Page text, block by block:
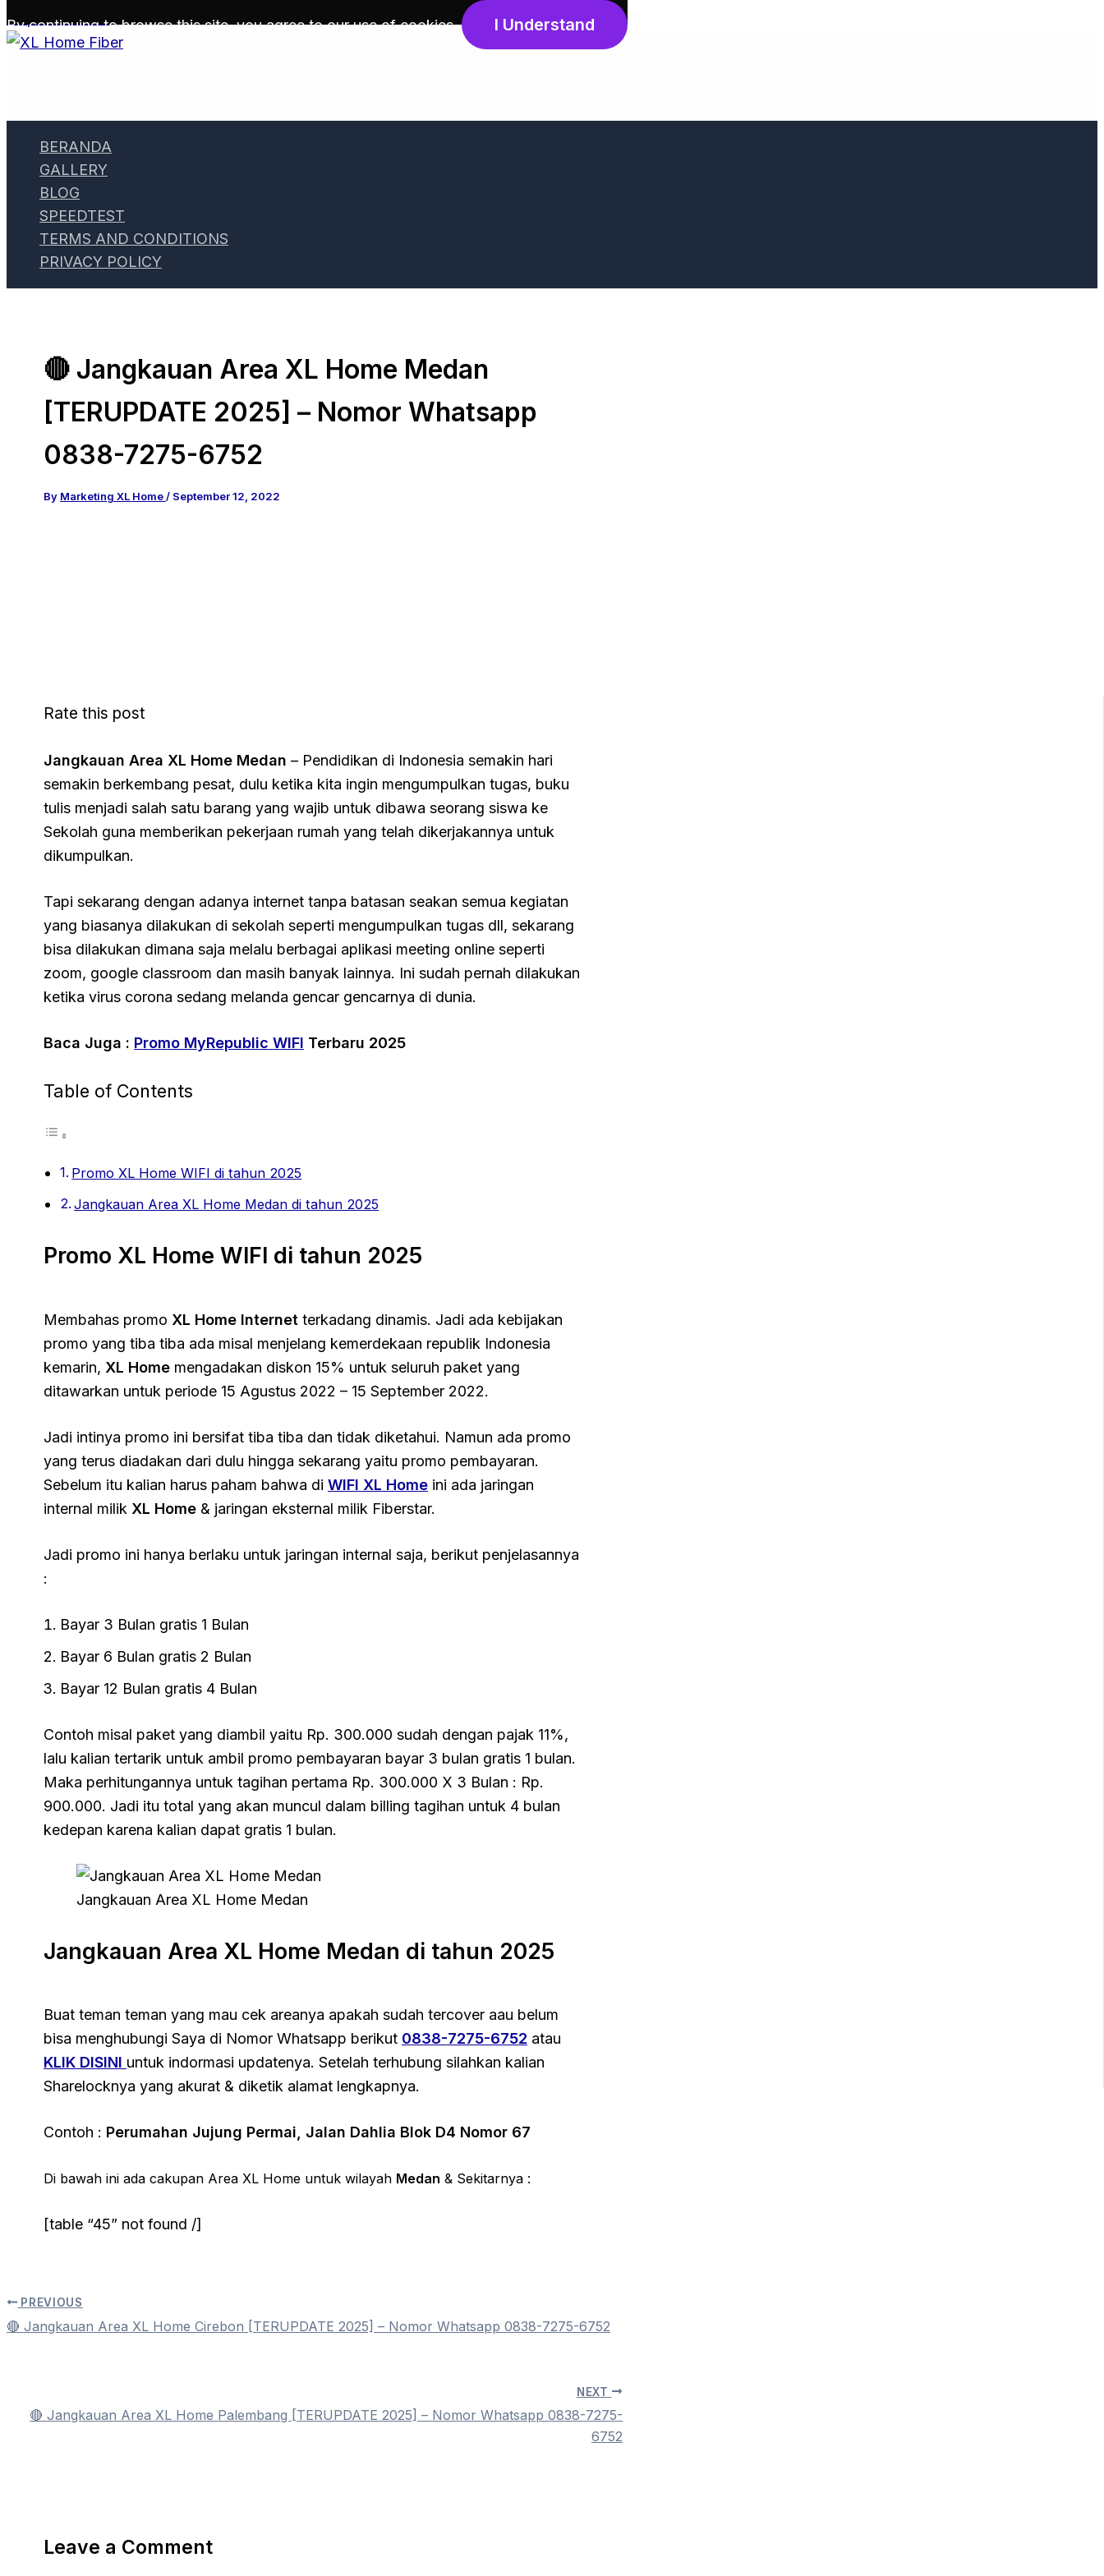
Skip to content
BERANDA
GALLERY
BLOG
SPEEDTEST
TERMS AND CONDITIONS
PRIVACY POLICY
🔴 Jangkauan Area XL Home Medan
[TERUPDATE 2025] – Nomor Whatsapp
0838-7275-6752
By Marketing XL Home/ September 12, 2022
Rate this post
Jangkauan Area XL Home Medan – Pendidikan di Indonesia semakin hari
semakin berkembang pesat, dulu ketika kita ingin mengumpulkan tugas, buku
tulis menjadi salah satu barang yang wajib untuk dibawa seorang siswa ke
Sekolah guna memberikan pekerjaan rumah yang telah dikerjakannya untuk
dikumpulkan.
Tapi sekarang dengan adanya internet tanpa batasan seakan semua kegiatan
yang biasanya dilakukan di sekolah seperti mengumpulkan tugas dll, sekarang
bisa dilakukan dimana saja melalu berbagai aplikasi meeting online seperti
zoom, google classroom dan masih banyak lainnya. Ini sudah pernah dilakukan
ketika virus corona sedang melanda gencar gencarnya di dunia.
Baca Juga : Promo MyRepublic WIFI Terbaru 2025
Table of Contents
Promo XL Home WIFI di tahun 2025
Jangkauan Area XL Home Medan di tahun 2025
Promo XL Home WIFI di tahun 2025
Membahas promo XL Home Internet terkadang dinamis. Jadi ada kebijakan
promo yang tiba tiba ada misal menjelang kemerdekaan republik Indonesia
kemarin, XL Home mengadakan diskon 15% untuk seluruh paket yang
ditawarkan untuk periode 15 Agustus 2022 – 15 September 2022.
Jadi intinya promo ini bersifat tiba tiba dan tidak diketahui. Namun ada promo
yang terus diadakan dari dulu hingga sekarang yaitu promo pembayaran.
Sebelum itu kalian harus paham bahwa di WIFI XL Home ini ada jaringan
internal milik XL Home & jaringan eksternal milik Fiberstar.
Jadi promo ini hanya berlaku untuk jaringan internal saja, berikut penjelasannya
:
Bayar 3 Bulan gratis 1 Bulan
Bayar 6 Bulan gratis 2 Bulan
Bayar 12 Bulan gratis 4 Bulan
Contoh misal paket yang diambil yaitu Rp. 300.000 sudah dengan pajak 11%,
lalu kalian tertarik untuk ambil promo pembayaran bayar 3 bulan gratis 1 bulan.
Maka perhitungannya untuk tagihan pertama Rp. 300.000 X 3 Bulan : Rp.
900.000. Jadi itu total yang akan muncul dalam billing tagihan untuk 4 bulan
kedepan karena kalian dapat gratis 1 bulan.
Jangkauan Area XL Home Medan
Jangkauan Area XL Home Medan di tahun 2025
Buat teman teman yang mau cek areanya apakah sudah tercover aau belum
bisa menghubungi Saya di Nomor Whatsapp berikut 0838-7275-6752 atau
KLIK DISINI untuk indormasi updatenya. Setelah terhubung silahkan kalian
Sharelocknya yang akurat & diketik alamat lengkapnya.
Contoh : Perumahan Jujung Permai, Jalan Dahlia Blok D4 Nomor 67
Di bawah ini ada cakupan Area XL Home untuk wilayah Medan & Sekitarnya :
[table “45” not found /]
PREVIOUS
🔴 Jangkauan Area XL Home Cirebon [TERUPDATE 2025] – Nomor Whatsapp 0838-7275-6752
NEXT
🔴 Jangkauan Area XL Home Palembang [TERUPDATE 2025] – Nomor Whatsapp 0838-7275-
6752
Leave a Comment
By continuing to browse this site, you agree to ouruse of cookies. I Understand